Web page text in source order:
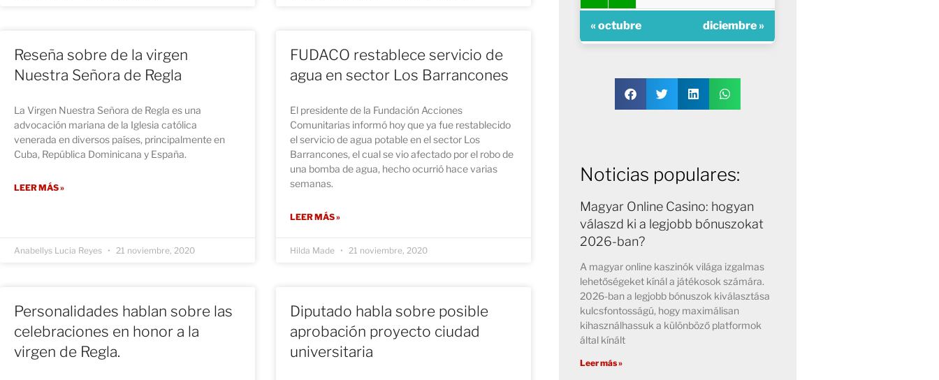
Reseña sobre de la virgen
Nuestra Señora de Regla
La Virgen Nuestra Señora de Regla es una
advocación mariana de la Iglesia católica
venerada en diversos países, principalmente en
Cuba, República Dominicana y España.
LEER MÁS »
Anabellys Lucia Reyes 21 noviembre, 2020
FUDACO restablece servicio de
agua en sector Los Barrancones
El presidente de la Fundación Acciones
Comunitarias informó hoy que ya fue restablecido
el servicio de agua potable en el sector Los
Barrancones, el cual se vio afectado por el robo de
una bomba de agua, hecho ocurrió hace varias
semanas.
LEER MÁS »
Hilda Made 21 noviembre, 2020
Personalidades hablan sobre las
celebraciones en honor a la
virgen de Regla.
Diputado habla sobre posible
aprobación proyecto ciudad
universitaria
« octubre diciembre »
Noticias populares:
Magyar Online Casino: hogyan
válaszd ki a legjobb bónuszokat
2026-ban?
A magyar online kaszinók világa izgalmas
lehetőségeket kínál a játékosok számára.
2026-ban a legjobb bónuszok kiválasztása
kulcsfontosságú, hogy maximálisan
kihasználhassuk a különböző platformok
által kínált
Leer más »